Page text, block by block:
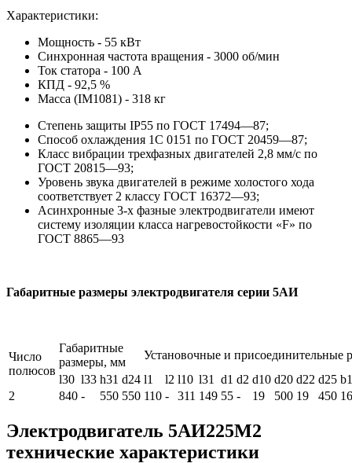
Характеристики:
Мощность - 55 кВт
Синхронная частота вращения - 3000 об/мин
Ток статора - 100 А
КПД - 92,5 %
Масса (IM1081) - 318 кг
Степень защиты IP55 по ГОСТ 17494—87;
Способ охлаждения 1С 0151 по ГОСТ 20459—87;
Класс вибрации трехфазных двигателей 2,8 мм/с по
ГОСТ 20815—93;
Уровень звука двигателей в режиме холостого хода
соответствует 2 классу ГОСТ 16372—93;
Асинхронные 3-х фазные электродвигатели имеют
систему изоляции класса нагревостойкости «F» по
ГОСТ 8865—93
Габаритные размеры электродвигателя серии 5АИ
Число
полюсов
Габаритные
размеры, мм
Установочные и присоединительные
l30 l33 h31 d24 l1 l2 l10 l31 d1 d2 d10 d20 d22 d25 b1
2
840 - 550 550 110 - 311 149 55 - 19 500 19 450 16
Электродвигатель 5АИ225М2
технические характеристики